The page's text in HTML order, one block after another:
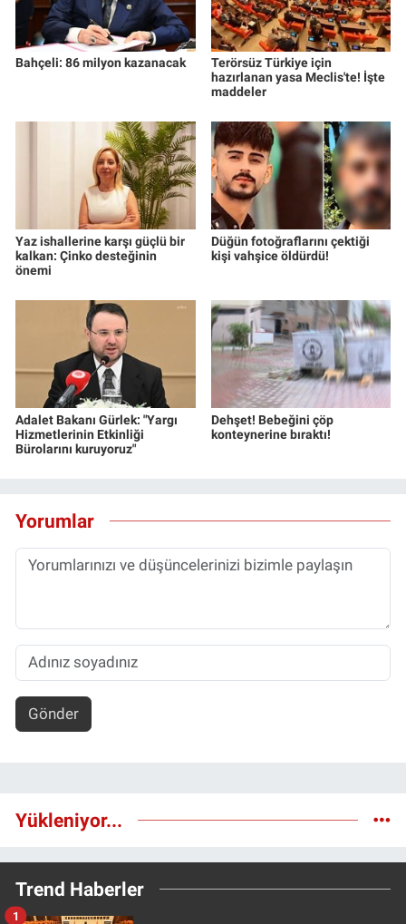
Bahçeli: 86 milyon kazanacak
Terörsüz Türkiye için
hazırlanan yasa Meclis'te! İşte
maddeler
Yaz ishallerine karşı güçlü bir
kalkan: Çinko desteğinin
önemi
Düğün fotoğraflarını çektiği
kişi vahşice öldürdü!
Adalet Bakanı Gürlek: "Yargı
Hizmetlerinin Etkinliği
Bürolarını kuruyoruz"
Dehşet! Bebeğini çöp
konteynerine bıraktı!
Yorumlar
Gönder
Yükleniyor...
Trend Haberler
1